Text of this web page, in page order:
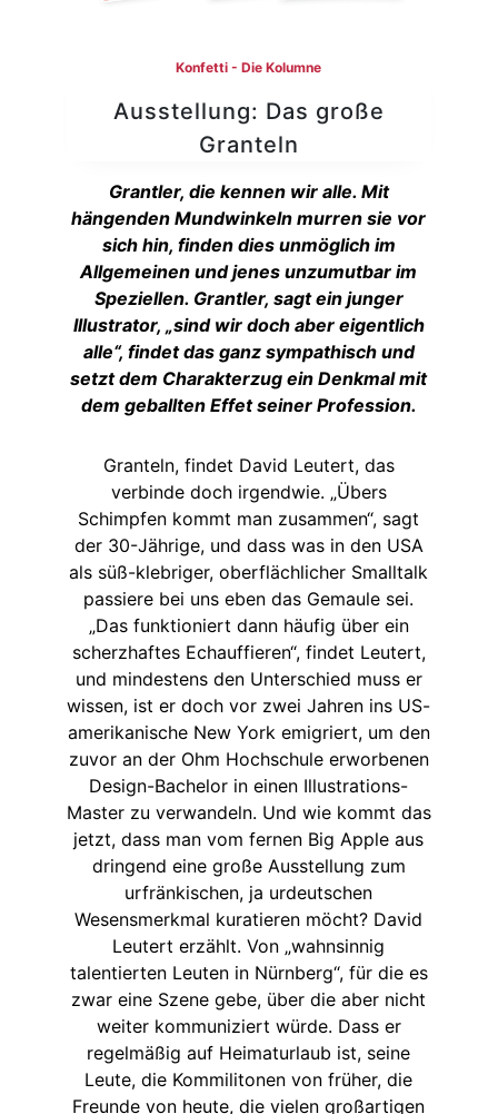
Konfetti - Die Kolumne
Ausstellung: Das große
Granteln
Grantler, die kennen wir alle. Mit
hängenden Mundwinkeln murren sie vor
sich hin, finden dies unmöglich im
Allgemeinen und jenes unzumutbar im
Speziellen. Grantler, sagt ein junger
Illustrator, „sind wir doch aber eigentlich
alle“, findet das ganz sympathisch und
setzt dem Charakterzug ein Denkmal mit
dem geballten Effet seiner Profession.
Granteln, findet David Leutert, das
verbinde doch irgendwie. „Übers
Schimpfen kommt man zusammen“, sagt
der 30-Jährige, und dass was in den USA
als süß-klebriger, oberflächlicher Smalltalk
passiere bei uns eben das Gemaule sei.
„Das funktioniert dann häufig über ein
scherzhaftes Echauffieren“, findet Leutert,
und mindestens den Unterschied muss er
wissen, ist er doch vor zwei Jahren ins US-
amerikanische New York emigriert, um den
zuvor an der Ohm Hochschule erworbenen
Design-Bachelor in einen Illustrations-
Master zu verwandeln. Und wie kommt das
jetzt, dass man vom fernen Big Apple aus
dringend eine große Ausstellung zum
urfränkischen, ja urdeutschen
Wesensmerkmal kuratieren möcht? David
Leutert erzählt. Von „wahnsinnig
talentierten Leuten in Nürnberg“, für die es
zwar eine Szene gebe, über die aber nicht
weiter kommuniziert würde. Dass er
regelmäßig auf Heimaturlaub ist, seine
Leute, die Kommilitonen von früher, die
Freunde von heute, die vielen großartigen